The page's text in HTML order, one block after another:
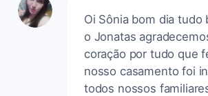
Oi Sônia bom dia tudo
o Jonatas
coração por tudo que
nosso casamento foi
todos nossos